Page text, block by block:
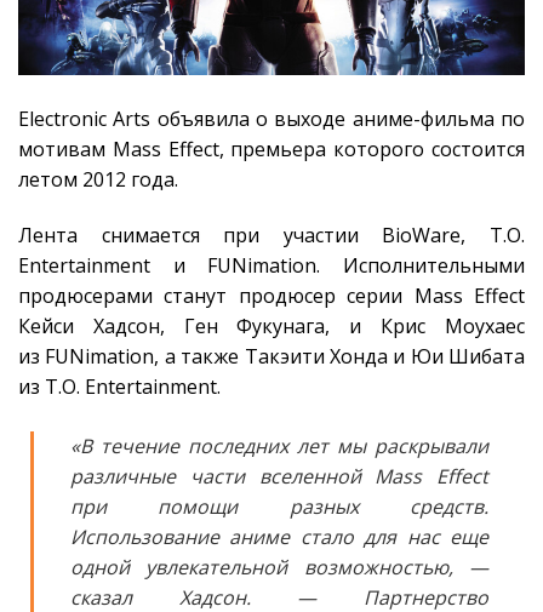
Electronic Arts объявила о выходе аниме-фильма по
мотивам Mass Effect, премьера которого состоится
летом 2012 года.
Лента снимается при участии BioWare, T.O.
Entertainment и FUNimation. Исполнительными
продюсерами станут продюсер серии Mass Effect
Кейси Хадсон, Ген Фукунага, и Крис Моухаес
из FUNimation, а также Такэити Хонда и Юи Шибата
из T.O. Entertainment.
«В течение последних лет мы раскрывали
различные части вселенной Mass Effect
при помощи разных средств.
Использование аниме стало для нас еще
одной увлекательной возможностью, —
сказал Хадсон. — Партнерство